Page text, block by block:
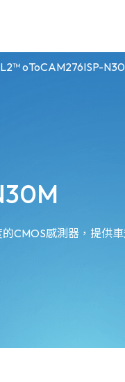
oToCAM276ISP-
CMOS感測器，提供